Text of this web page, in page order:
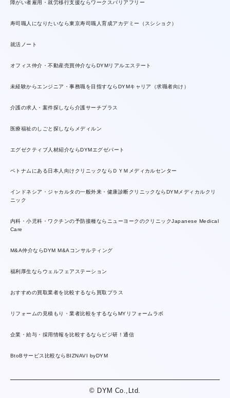
障がい者雇用・就労移行支援ならワークスバリアフリー
寿司職人になりたいなら東京寿司職人育成アカデミー（スシショク）
就活ノート
オフィス仲介・不動産売買仲介ならDYMリアルエステート
未経験からエンジニア・事務職を目指すならDYMキャリア（求職者向け）
介護の求人・案件探しなら介護サーチプラス
医療福祉のしごと探しならメディルン
エグゼクティブ人材紹介ならDYMエグゼパート
ベトナムにある日本人向けクリニックならＤＹＭメディカルセンター
インドネシア・ジャカルタの一般外来・健康診断クリニックならDYMメディカルクリ
ニック
内科・小児科・ワクチンの予防接種ならニューヨークのクリニックJapanese Medical
Care
M&A仲介ならDYM M&Aコンサルティング
福利厚生ならウェルフェアステーション
おすすめの買取業者を比較するなら買取プラス
リフォームの見積もり・業者比較をするならMYリフォームラボ
企業・給与・採用情報を比較するならビジ研！通信
BtoBサービス比較ならBIZNAVI byDYM
© DYM Co.,Ltd.